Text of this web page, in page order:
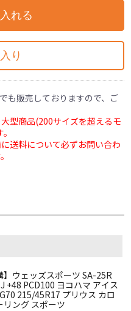
れる
り
も販売しておりますので、ご
型商品(200サイズを超えるモ
送料について必ずお問い合わ
】ウェッズスポーツ SA-25R
+48 PCD100 ヨコハマ アイス
215/45R17 プリウス カロ
リング スポーツ